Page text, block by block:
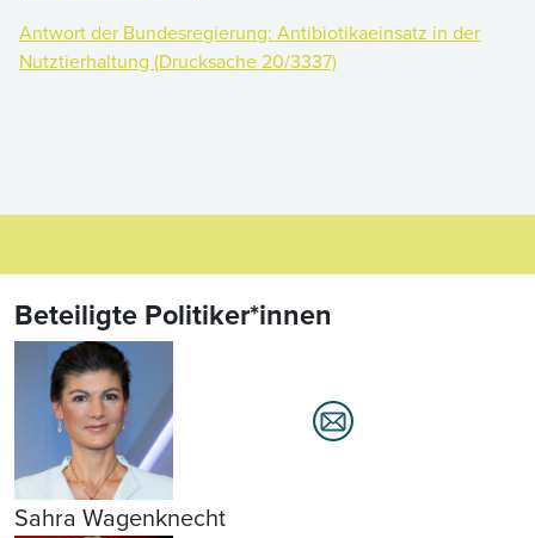
Antwort der Bundesregierung: Antibiotikaeinsatz in der
Nutztierhaltung (Drucksache 20/3337)
Beteiligte Politiker*innen
Sahra Wagenknecht